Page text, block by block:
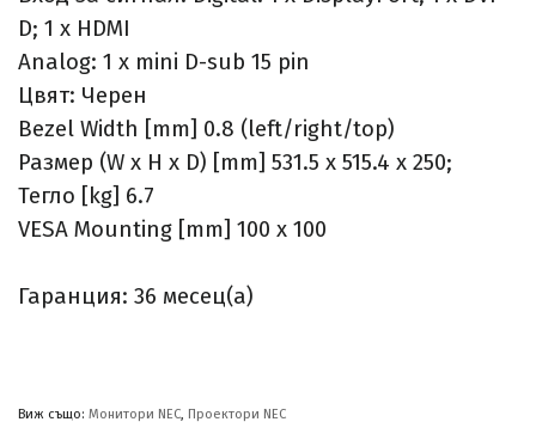
D; 1 x HDMI
Analog: 1 x mini D-sub 15 pin
Цвят: Черен
Bezel Width [mm] 0.8 (left/right/top)
Размер (W x H x D) [mm] 531.5 x 515.4 x 250;
Тегло [kg] 6.7
VESA Mounting [mm] 100 x 100
Гаранция: 36 месец(а)
Виж също: Монитори NEC, Проектори NEC